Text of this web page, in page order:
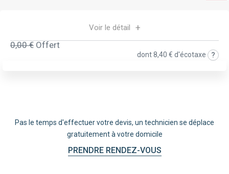
Voir le détail
0,00 € Offert
dont8,40 € d'écotaxe
Pas le temps d'effectuer votre devis, un technicien se déplace
gratuitement à votre domicile
PRENDRE RENDEZ-VOUS